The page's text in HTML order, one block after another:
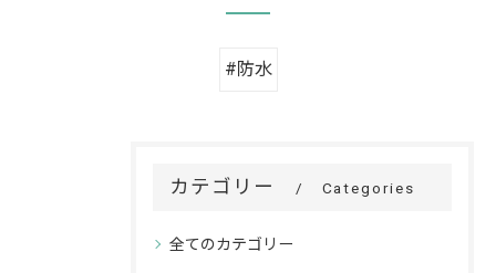
#防水
カテゴリー Categories
全てのカテゴリー